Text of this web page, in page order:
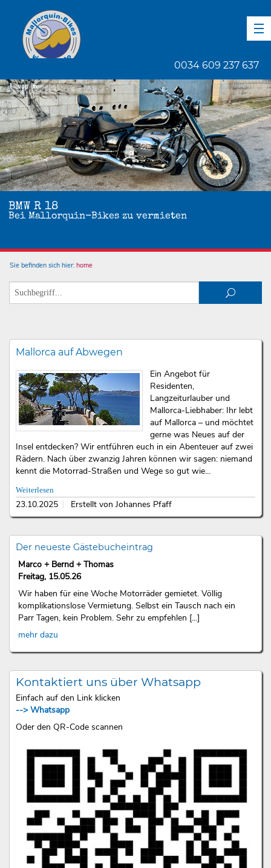
0034 609 237 637
BMW R 18
Bei Mallorquin-Bikes zu vermieten
1 von 6
Sie befinden sich hier: home
Mallorca auf Abwegen
Ein Angebot für
Residenten,
Langzeiturlauber und
Mallorca-Liebhaber: Ihr lebt
auf Mallorca – und möchtet
gerne was Neues auf der
Insel entdecken? Wir entführen euch in ein Abenteuer auf zwei
Rädern. Nach über zwanzig Jahren können wir sagen: niemand
kennt die Motorrad-Straßen und Wege so gut wie...
Weiterlesen
23.10.2025 Erstellt von Johannes Pfaff
Der neueste Gästebucheintrag
Marco + Bernd + Thomas
Freitag, 15.05.26
Wir haben für eine Woche Motorräder gemietet. Völlig
komplikationslose Vermietung. Selbst ein Tausch nach ein
Parr Tagen, kein Problem. Sehr zu empfehlen [...]
mehr dazu
Kontaktiert uns über Whatsapp
Einfach auf den Link klicken
--> Whatsapp
Oder den QR-Code scannen